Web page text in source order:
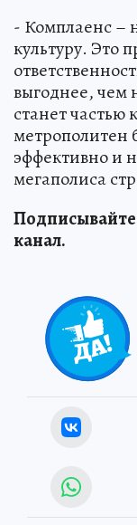
- Комплаенс –
культуру. Это
выгоднее, чем
станет частью
метрополитен
эффективно и
мегаполиса
Подпи
канал.